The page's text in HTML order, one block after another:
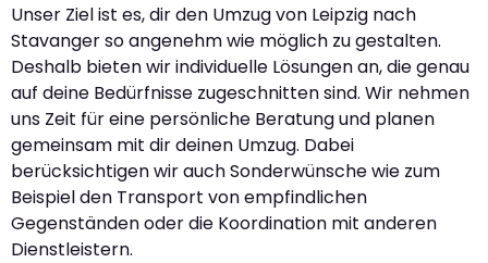
Unser Ziel ist es, dir den Umzug von Leipzig nach
Stavanger so angenehm wie möglich zu gestalten.
Deshalb bieten wir individuelle Lösungen an, die genau
auf deine Bedürfnisse zugeschnitten sind. Wir nehmen
uns Zeit für eine persönliche Beratung und planen
gemeinsam mit dir deinen Umzug. Dabei
berücksichtigen wir auch Sonderwünsche wie zum
Beispiel den Transport von empfindlichen
Gegenständen oder die Koordination mit anderen
Dienstleistern.